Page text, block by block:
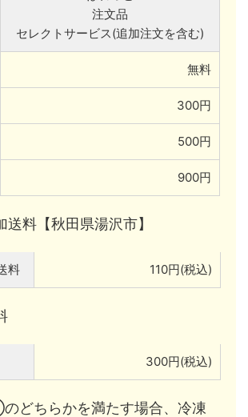
注文品
セレクトサービス(追加注文を含む)
無料
300円
500円
900円
料【秋田県湯沢市】
料 110円(税込)
300円(税込)
ちらかを満たす場合、冷凍